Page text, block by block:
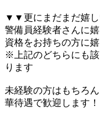
▼▼更にまだまだ嬉
警備員経験者さんに
資格をお持ちの方に
※上記のどちらにも
ります
未経験の方はもちろ
華待遇で歓迎します！